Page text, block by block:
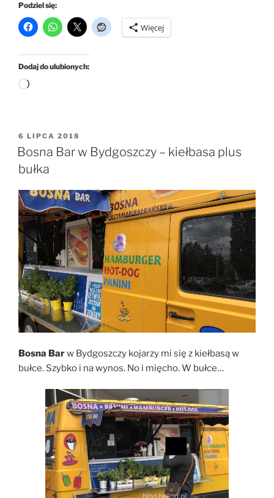
Bar
Izmir
Podziel się:
Więcej
Dodaj do ulubionych:
Wczytywanie…
OPUBLIKOWANE
W
6 LIPCA 2018
Bosna Bar w Bydgoszczy – kiełbasa plus
bułka
Bosna Barw Bydgoszczy kojarzy mi się z kiełbasą w
bułce. Szybko i na wynos. No i mięcho. W bułce…